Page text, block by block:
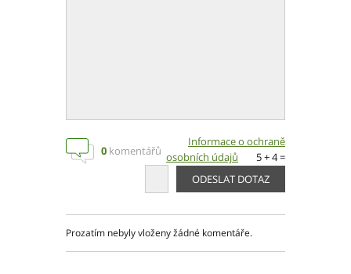
Základní kontaktní údaje
Výrobní závody
0 komentářů
Informace o ochraně
osobních údajů
5 + 4 =
Prozatím nebyly vloženy žádné komentáře.